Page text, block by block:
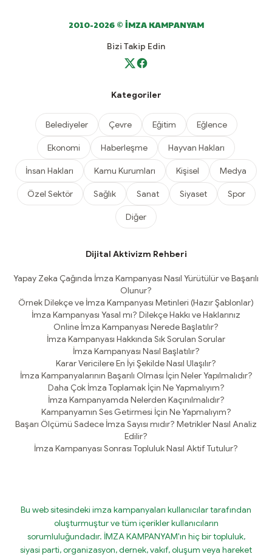
2010-2026 © İMZA KAMPANYAM
Bizi Takip Edin
Kategoriler
Belediyeler Çevre Eğitim Eğlence
Ekonomi Haberleşme Hayvan Hakları
İnsan Hakları Kamu Kurumları Kişisel Medya
Özel Sektör Sağlık Sanat Siyaset Spor
Diğer
Dijital Aktivizm Rehberi
Yapay Zeka Çağında İmza Kampanyası Nasıl Yürütülür ve Başarılı
Olunur?
Örnek Dilekçe ve İmza Kampanyası Metinleri (Hazır Şablonlar)
İmza Kampanyası Yasal mı? Dilekçe Hakkı ve Haklarınız
Online İmza Kampanyası Nerede Başlatılır?
İmza Kampanyası Hakkında Sık Sorulan Sorular
İmza Kampanyası Nasıl Başlatılır?
Karar Vericilere En İyi Şekilde Nasıl Ulaşılır?
İmza Kampanyalarının Başarılı Olması İçin Neler Yapılmalıdır?
Daha Çok İmza Toplamak İçin Ne Yapmalıyım?
İmza Kampanyamda Nelerden Kaçınılmalıdır?
Kampanyamın Ses Getirmesi İçin Ne Yapmalıyım?
Başarı Ölçümü Sadece İmza Sayısı mıdır? Metrikler Nasıl Analiz
Edilir?
İmza Kampanyası Sonrası Topluluk Nasıl Aktif Tutulur?
Bu web sitesindeki imza kampanyaları kullanıcılar tarafından
oluşturmuştur ve tüm içerikler kullanıcıların
sorumluluğundadır. İMZA KAMPANYAM'ın hiç bir topluluk,
siyasi parti, organizasyon, dernek, vakıf, oluşum veya hareket